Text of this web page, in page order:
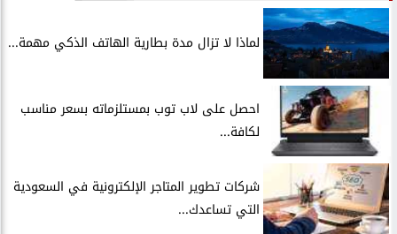
لماذا لا تزال مدة بطارية الهاتف الذكي مهمة...
احصل على لاب توب بمستلزماته بسعر مناسب
لكافة...
شركات تطوير المتاجر الإلكترونية في السعودية
التي تساعدك...